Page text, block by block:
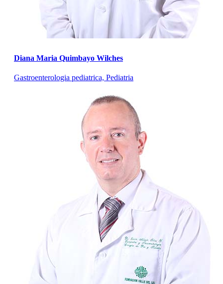
Diana Maria Quimbayo Wilches
Gastroenterologia pediatrica, Pediatria